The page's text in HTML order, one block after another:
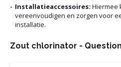
Installatieaccessoires: Hiermee
vereenvoudigen en zorgen voor
installatie.
Zout chlorinator -